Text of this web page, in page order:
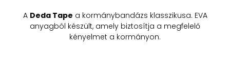
A Deda Tape a kormánybandázs klasszikusa. EVA
anyagból készült, amely biztosítja a megfelelő
kényelmet a kormányon.